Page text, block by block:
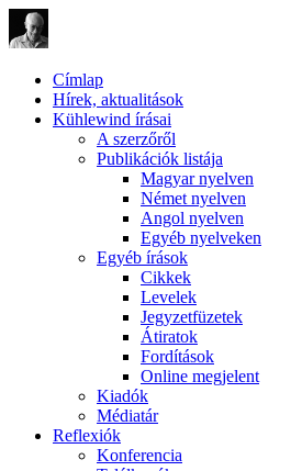
Címlap
Hírek, aktualitások
Kühlewind írásai
A szerzőről
Publikációk listája
Magyar nyelven
Német nyelven
Angol nyelven
Egyéb nyelveken
Egyéb írások
Cikkek
Levelek
Jegyzetfüzetek
Átiratok
Fordítások
Online megjelent
Kiadók
Médiatár
Reflexiók
Konferencia